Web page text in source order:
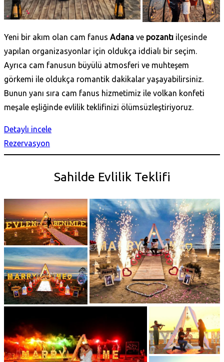
Yeni bir akım olan cam fanus Adana ve pozantı ilçesinde
yapılan organizasyonlar için oldukça iddialı bir seçim.
Ayrıca cam fanusun büyülü atmosferi ve muhteşem
görkemi ile oldukça romantik dakikalar yaşayabilirsiniz.
Bunun yanı sıra cam fanus hizmetimiz ile volkan konfeti
meşale eşliğinde evlilik teklifinizi ölümsüzleştiriyoruz.
Detaylı incele
Rezervasyon
Sahilde Evlilik Teklifi